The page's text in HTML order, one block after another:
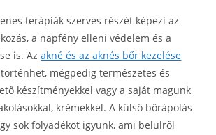
terápiák szerves részét képezi az
a napfény elleni védelem és a
is. Azakné és az aknés bőr kezelése
mégpedig természetes és
készítményekkel vagy a saját magunk
krémekkel. A külső bőrápolás
sok folyadékot igyunk, ami belülről